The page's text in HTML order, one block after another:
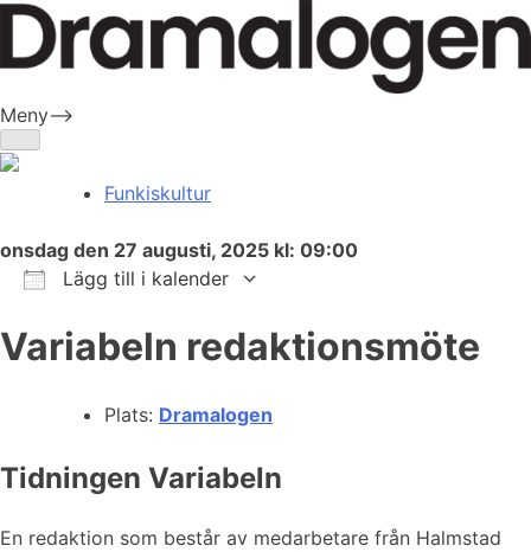
Skip
content
Dramalogen
Dialog med flera verktyg
Meny-->
Funkiskultur
onsdag den 27 augusti, 2025 kl: 09:00
Lägg till i kalender
Variabeln redaktionsmöte
Plats: Dramalogen
Tidningen Variabeln
En redaktion som består av medarbetare från Halmstad